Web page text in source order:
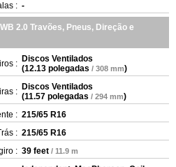
: -
2.0 Travões, Pneus, Direção e
: Discos Ventilados
(12.13 polegadas / 308 mm)
: Discos Ventilados
(11.57 polegadas / 294 mm)
: 215/65 R16
: 215/65 R16
: 39 feet / 11.9 m